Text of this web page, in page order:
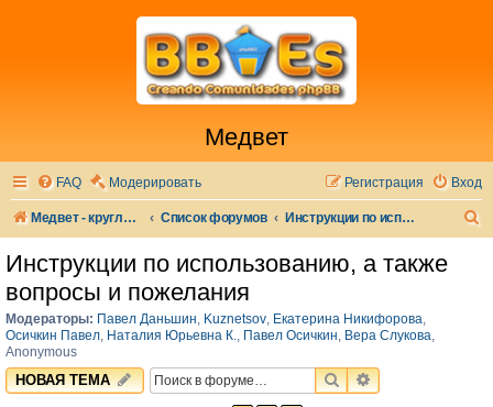
Медвет
FAQ Модерировать Вход
Регистрация
Медвет - круглосуточная ветеринарная клиника в Москве Список форумов Инструкции по использованию, а также вопросы и пожелания
Инструкции по использованию, а также
вопросы и пожелания
Модераторы: Павел Даньшин, Kuznetsov, Екатерина Никифорова,
Осичкин Павел, Наталия Юрьевна К., Павел Осичкин, Вера Слукова,
Anonymous
НОВАЯ ТЕМА ПОИСКРАСШИРЕННЫЙ